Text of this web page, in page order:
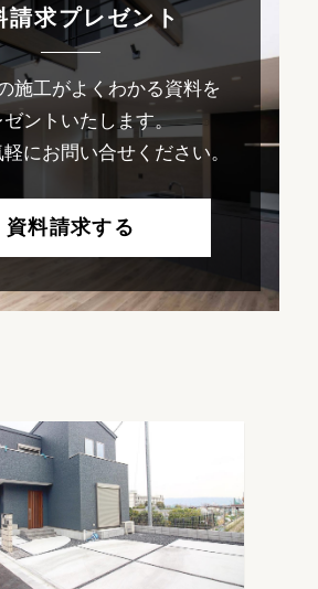
請求プレゼント
施工がよくわかる資料を
ゼントいたします。
にお問い合せください。
資料請求する